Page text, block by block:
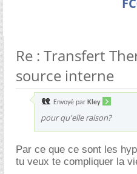
Re : Transfert
source interne
Envoyé par Kley
pour qu'elle raison?
Par ce que ce sont les
tu veux te compliquer la